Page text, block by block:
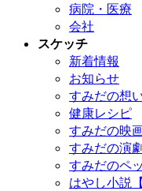
病院・医療
会社
スケッチ
新着情報
お知らせ
すみだの想
健康レシピ
すみだの映
すみだの演
すみだのペ
はやし小説